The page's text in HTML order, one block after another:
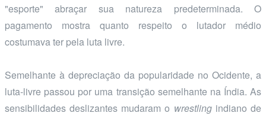
"esporte" abraçar sua natureza predeterminada. O
pagamento mostra quanto respeito o lutador médio
costumava ter pela luta livre.
Semelhante à depreciação da popularidade no Ocidente, a
luta-livre passou por uma transição semelhante na Índia. As
sensibilidades deslizantes mudaram o wrestlingindiano de